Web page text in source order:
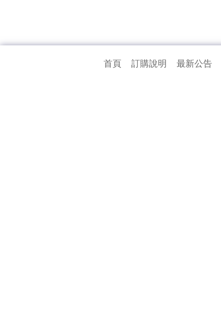
首頁 訂購說明 最新公告